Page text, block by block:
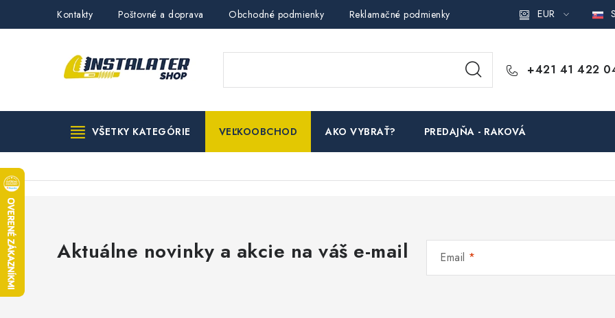
Kontakty Poštovné a doprava Obchodné podmienky Reklamačné podmienky Podmienky ochrany osobných
EUR
+421 41 422
VŠETKY KATEGÓRIE VEĽKOOBCHOD AKO VYBRAŤ? PREDAJŇA - RAKOVÁ
Aktuálne novinky a akcie na váš e-mail Email